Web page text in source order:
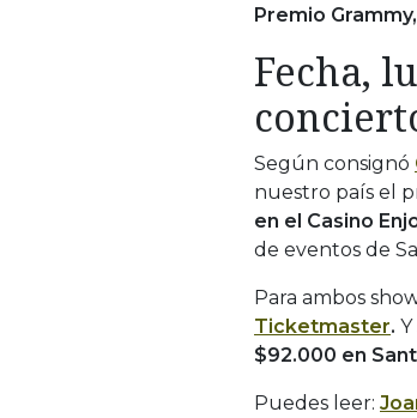
Premio
Fecha,
Según consignó
nuestro país el
en el Casino
de eventos de
Para ambos
Ticketmaster.
$92.000 en
Puedes leer: